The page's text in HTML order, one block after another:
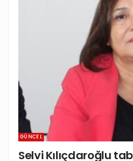
GÜNCEL
Selvi Kılıçdaroğlu